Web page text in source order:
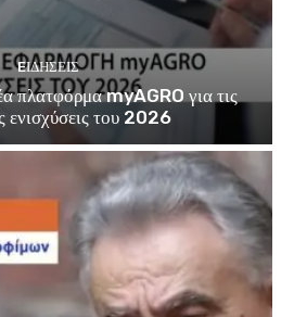
EΙΔΗΣΕΙΣ
πλατφόρμα myAGRO για τις
ενισχύσεις του 2026